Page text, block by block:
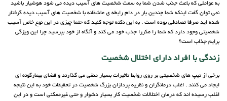
به عواملی که باعث جذب شدن شما به سمت شخصیت های آسیب دیده می شود هوشیار باشید
نمی توان گفت اینکه شما چندین بار در دام رابطه ی عاشقانه با شخصیت های آسیب دیده گرفتار
شده‌ اید صرفا تصادفی بوده است . به این نکته توجه کنید که حتما چیزی در این نوع خاص آسیب
شخصیتی وجود دارد که شما را مکررا جذب خود می کند و آنگاه از خود بپرسید چرا این ویژگی
برایم جذاب است؟
زندگی با افراد دارای اختلال شخصیت
برخی از تیپ های شخصیتی بر روی روابط تاثیرات بسیار منفی می گذارند و فضای بیمارگونه ای
ایجاد می کنند . اغلب درمانگران و نظریه پردازان بزرگ شخصیت در تحقیقات خود به این نتیجه
اغلب رسیده اند که درمان اختلالات شخصیت کار بسیار دشوار و حتی غیرممکنی است و در این